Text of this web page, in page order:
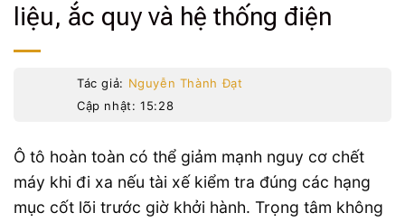
liệu, ắc quy và hệ thống điện
Tác giả: Nguyễn Thành Đạt
Cập nhật: 15:28
Ô tô hoàn toàn có thể giảm mạnh nguy cơ chết
máy khi đi xa nếu tài xế kiểm tra đúng các hạng
mục cốt lõi trước giờ khởi hành. Trọng tâm không